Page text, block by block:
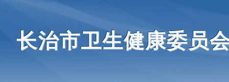
长治市卫生健康委员